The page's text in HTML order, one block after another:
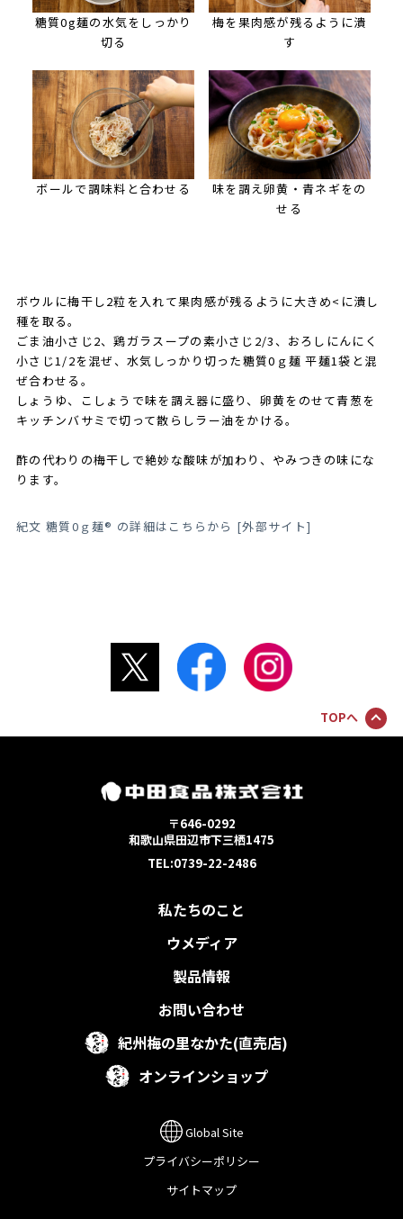
糖質0g麺の水気をしっかり
切る
梅を果肉感が残るように潰
す
ボールで調味料と合わせる
味を調え卵黄・青ネギをの
せる
ボウルに梅干し2粒を入れて果肉感が残るように大きめ<に潰し
種を取る。
ごま油小さじ2、鶏ガラスープの素小さじ2/3、おろしにんにく
小さじ1/2を混ぜ、水気しっかり切った糖質0ｇ麺 平麺1袋と混
ぜ合わせる。
しょうゆ、こしょうで味を調え器に盛り、卵黄をのせて青葱を
キッチンバサミで切って散らしラー油をかける。
酢の代わりの梅干しで絶妙な酸味が加わり、やみつきの味にな
ります。
紀文 糖質0ｇ麺® の詳細はこちらから [外部サイト]
TOPへ
〒646-0292
和歌山県田辺市下三栖1475
TEL:0739-22-2486
私たちのこと
ウメディア
製品情報
お問い合わせ
紀州梅の里なかた(直売店)
オンラインショップ
Global Site
プライバシーポリシー
サイトマップ